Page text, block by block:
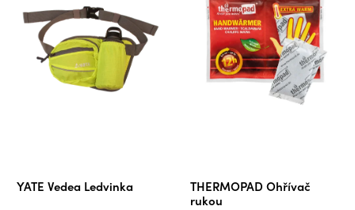
YATE Vedea Ledvinka
THERMOPAD Ohřívač
rukou